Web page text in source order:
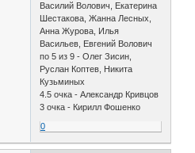
Василий Волович, Екатерина
Шестакова, Жанна Лесных,
Анна Журова, Илья
Васильев, Евгений Волович
по 5 из 9 - Олег Зисин,
Руслан Коптев, Никита
Кузьминых
4.5 очка - Александр Кривцов
3 очка - Кирилл Фошенко
0